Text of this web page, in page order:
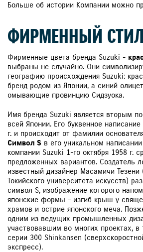
Больше об истории Компании можно
ФИРМЕННЫЙ
Фирменные цвета бренда Suzuki -
выбраны не случайно. Они
географию происхождения Suzuki:
бренд родом из Японии, а синий
омывающие провинцию Сидзуока.
Имя бренда Suzuki является вторым
всей Японии. Его буквенное
г. и происходит от фамилии
Символ S в его уникальном
компании Suzuki 1-го октября 1958 г.
предложенных вариантов. Создатель
известный дизайнер Масамичи Тезени
Токийского университета искусств)
символ S, изображение которого
японские формы – изгиб крыш у
храмов и острие японского меча.
одним из ведущих промышленных
участвовавшим во многих проектах,
серии 300 Shinkansen
экспресс).